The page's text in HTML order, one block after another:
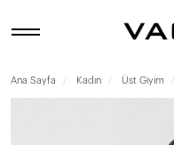
Ana Sayfa Kadın Üst Giyim